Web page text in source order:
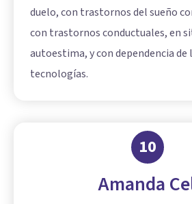
duelo, con trastornos del sueño
con trastornos conductuales, en
autoestima, y con dependencia de
tecnologías.
10
Amanda